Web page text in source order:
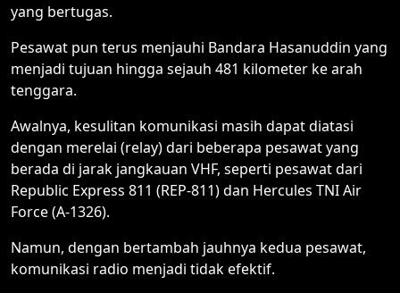
yang bertugas.
Pesawat pun terus menjauhi Bandara Hasanuddin yang
menjadi tujuan hingga sejauh 481 kilometer ke arah
tenggara.
Awalnya, kesulitan komunikasi masih dapat diatasi
dengan merelai (relay) dari beberapa pesawat yang
berada di jarak jangkauan VHF, seperti pesawat dari
Republic Express 811 (REP-811) dan Hercules TNI Air
Force (A-1326).
Namun, dengan bertambah jauhnya kedua pesawat,
komunikasi radio menjadi tidak efektif.